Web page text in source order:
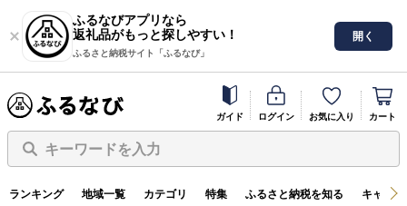
ふるなびアプリなら
返礼品がもっと探しやすい！
ふるさと納税サイト「ふるなび」
開く
ガイド ログイン お気に入り カート
キーワードを入力
ランキング 地域一覧 カテゴリ 特集 ふるさと納税を知る キャン